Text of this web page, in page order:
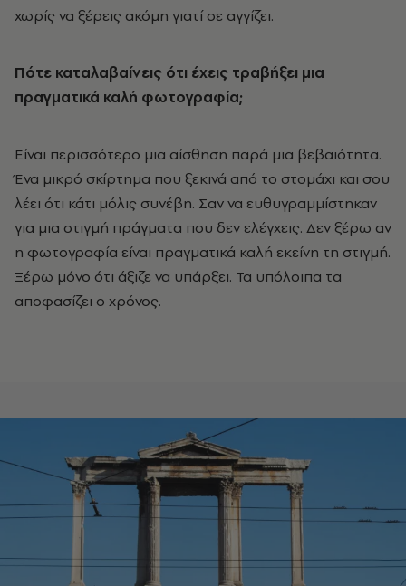
χωρίς να ξέρεις ακόμη γιατί σε αγγίζει.
Πότε καταλαβαίνεις ότι έχεις τραβήξει μια
πραγματικά καλή φωτογραφία;
Είναι περισσότερο μια αίσθηση παρά μια βεβαιότητα.
Ένα μικρό σκίρτημα που ξεκινά από το στομάχι και σου
λέει ότι κάτι μόλις συνέβη. Σαν να ευθυγραμμίστηκαν
για μια στιγμή πράγματα που δεν ελέγχεις. Δεν ξέρω αν
η φωτογραφία είναι πραγματικά καλή εκείνη τη στιγμή.
Ξέρω μόνο ότι άξιζε να υπάρξει. Τα υπόλοιπα τα
αποφασίζει ο χρόνος.